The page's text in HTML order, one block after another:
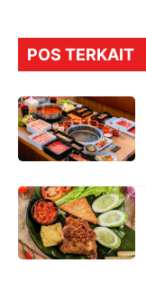
POS TERKAIT